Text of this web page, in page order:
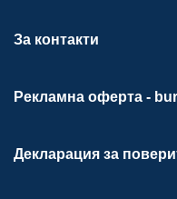
За контакти
Рекламна оферта -
Декларация за